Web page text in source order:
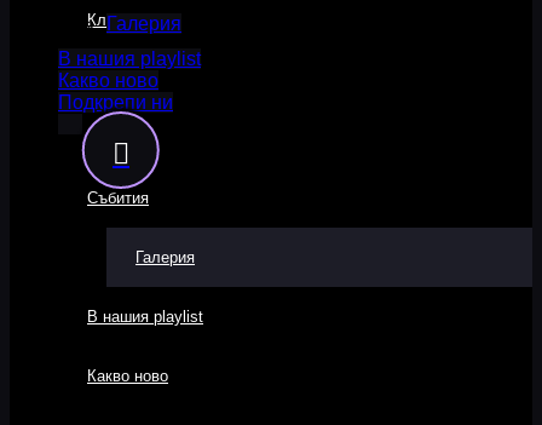
Галерия
В нашия playlist
Какво ново
Подкрепи ни
Класация
Нашкаст
Видео
Събития
Галерия
В нашия playlist
Какво ново